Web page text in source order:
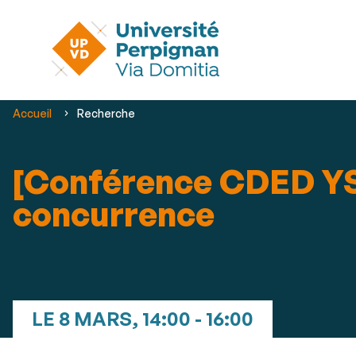
Vous
Accueil Recherche
[Conférence CDED
concurrence
LE 8 MARS, 14:00 - 16:00